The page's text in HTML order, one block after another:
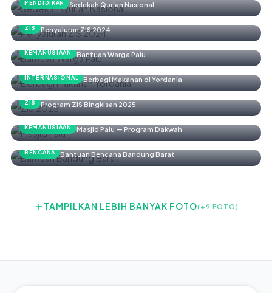
PENDIDIKAN Sedekah Qur'an Nasional
ZIS Penyaluran ZIS 2024
KEMANUSIAAN Bantuan Warga Palu
INTERNASIONAL Berbagi Makanan di Yordania
ZIS Program ZIS Bingkisan 2025
KEMANUSIAAN Masjid Palu — Program Dakwah
BENCANA Bantuan Bencana Bandung Barat
TAMPILKAN LEBIH BANYAK FOTO(+9 FOTO)